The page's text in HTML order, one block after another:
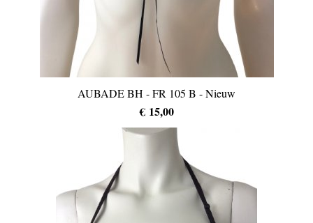
AUBADE BH - FR 105 B - Nieuw
€ 15,00